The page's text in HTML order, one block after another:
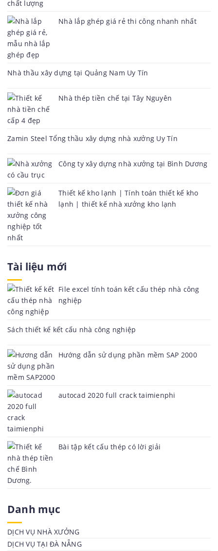
Nhà lắp ghép giá rẻ thi công nhanh nhất
Nhà thầu xây dựng tại Quảng Nam Uy Tín
Nhà thép tiền chế tại Tây Nguyên
Zamin Steel Tổng thầu xây dựng nhà xưởng Uy Tín
Công ty xây dựng nhà xưởng tại Bình Dương
Thiết kế kho lạnh | Tính toán thiết kế kho
lạnh | thiết kế nhà xưởng kho lạnh
Tài liệu mới
File excel tính toán kết cấu thép nhà công
nghiệp
Sách thiết kế kết cấu nhà công nghiệp
Hướng dẫn sử dụng phần mềm SAP 2000
autocad 2020 full crack taimienphi
Bài tập kết cấu thép có lời giải
Danh mục
DỊCH VỤ NHÀ XƯỞNG
DỊCH VỤ TẠI ĐÀ NẴNG